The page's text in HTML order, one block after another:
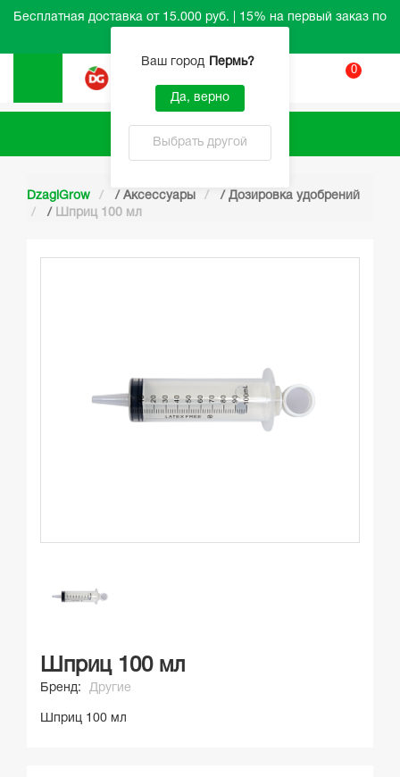
Бесплатная доставка от 15.000 руб. | 15% на первый заказ по
Ваш город Пермь?
Да, верно
Выбрать другой
0
Каталог
DzagiGrow / Аксессуары / Дозировка удобрений
/ Шприц 100 мл
Шприц 100 мл
Бренд: Другие
Шприц 100 мл